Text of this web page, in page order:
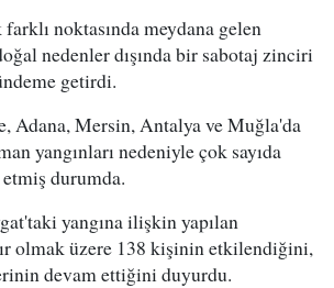
noktasında meydana gelen
nedenler dışında bir sabotaj zinciri
getirdi.
Adana, Mersin, Antalya ve Muğla'da
yangınları nedeniyle çok sayıda
durumda.
yangına ilişkin yapılan
olmak üzere 138 kişinin etkilendiğini,
devam ettiğini duyurdu.